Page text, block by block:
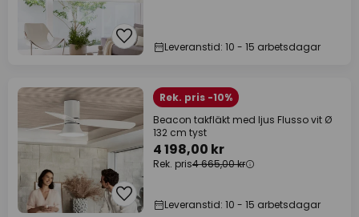
Leveranstid: 10 - 15 arbetsdagar
Rek. pris -10%
Beacon takfläkt med ljus Flusso vit Ø
132 cm tyst
4 198,00 kr
Rek. pris4 665,00 kr
Leveranstid: 10 - 15 arbetsdagar